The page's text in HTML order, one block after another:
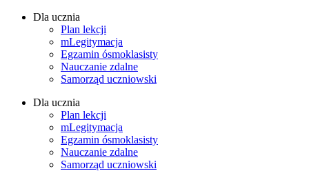
Dla ucznia
Plan lekcji
mLegitymacja
Egzamin ósmoklasisty
Nauczanie zdalne
Samorząd uczniowski
Dla ucznia
Plan lekcji
mLegitymacja
Egzamin ósmoklasisty
Nauczanie zdalne
Samorząd uczniowski